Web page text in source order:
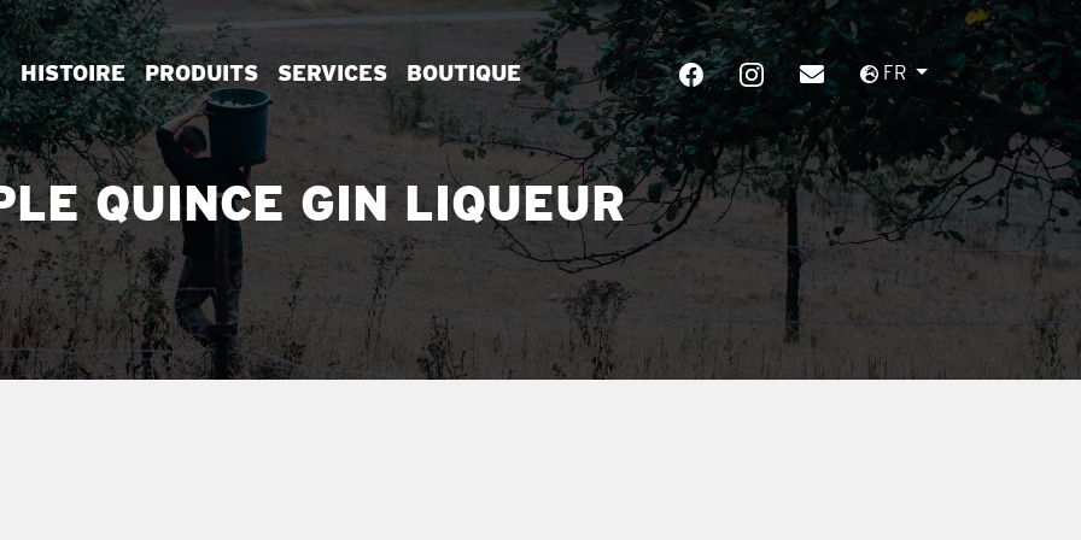
HISTOIRE PRODUITS SERVICES BOUTIQUE FR
QUINCE GIN LIQUEUR